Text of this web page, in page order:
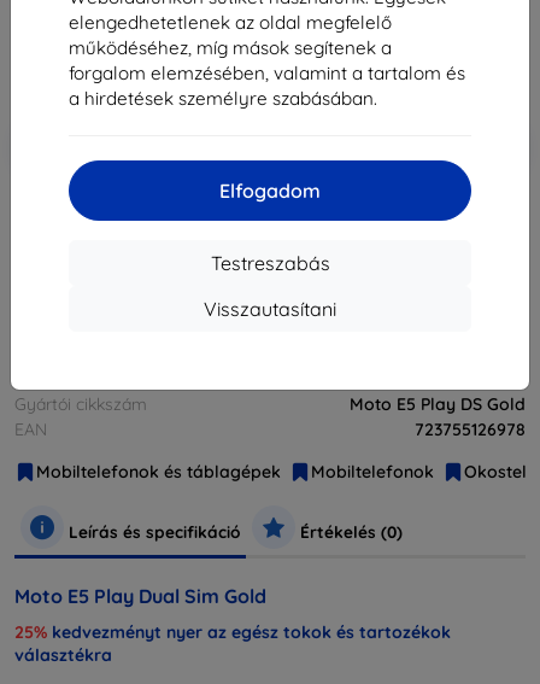
elengedhetetlenek az oldal megfelelő
működéséhez, míg mások segítenek a
forgalom elemzésében, valamint a tartalom és
a hirdetések személyre szabásában.
Elfogadom
Testreszabás
Visszautasítani
29 890 Ft
26 901 Ft
Ár ÁFA nelkül 21 181 Ft
Gyártói cikkszám
Moto E5 Play DS Gold
EAN
723755126978
Mobiltelefonok és táblagépek
Mobiltelefonok
Leírás és specifikáció Értékelés (0)
Moto E5 Play Dual Sim Gold
25% kedvezményt nyer az egész tokok és tartozékok
választékra